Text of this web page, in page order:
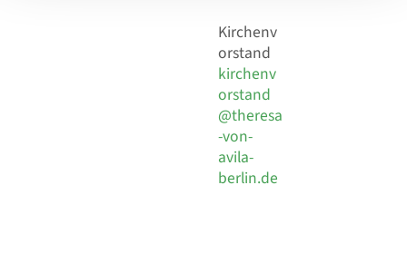
Kirchenv
orstand
kirchenv
orstand
@theresa
-von-
avila-
berlin.de